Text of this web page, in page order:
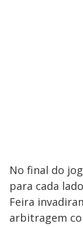
No final do
para cada
Feira
arbitragem